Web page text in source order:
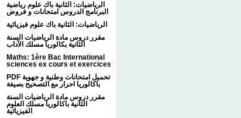
الرياضيات: الثانية باك علوم رياضية
البرنامج الدروس امتحانات و فروض
الرياضيات: الثانية باك علوم فيزيائية
مقرر دروس مادة الرياضيات السنة
الثانية بكالوريا مسلك الآداب
Maths: 1ère Bac International
sciences ex cours et exercices
PDF تحميل امتحانات وطنية و جهوية
باكالوريا احرار مع التصحيح بصيغة
مقرر دروس مادة الرياضيات السنة
الثانية باكالوريا مسلك العلوم
الفيزيائية